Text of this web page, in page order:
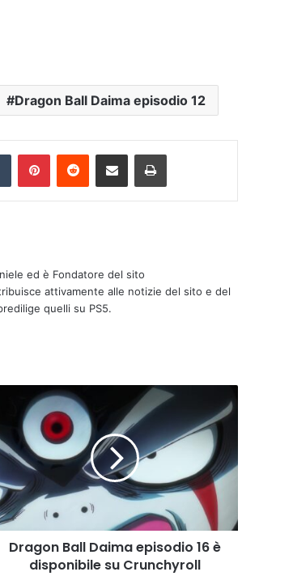
Dragon Ball Daima episodio 12
Tumblr PinterestReddit Condividi via mail Stampa
ed è Fondatore del sito
attivamente alle notizie del sito e del
quelli su PS5.
Dragon Ball Daima episodio 16 è
disponibile su Crunchyroll